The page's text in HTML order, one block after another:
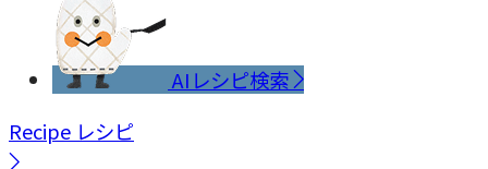
AIレシピ検索
Recipe レシピ